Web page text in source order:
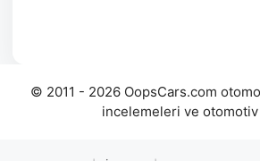
© 2011 - 2026 OopsCars.com
incelemeleri ve